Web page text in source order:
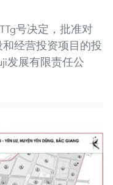
号决定，批准对
经营投资项目的投
发展有限责任公